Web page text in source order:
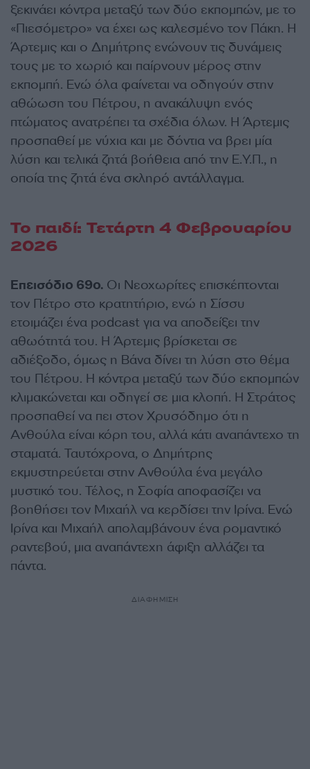
ξεκινάει κόντρα μεταξύ των δύο εκπομπών, με το
«Πιεσόμετρο» να έχει ως καλεσμένο τον Πάκη. Η
Άρτεμις και ο Δημήτρης ενώνουν τις δυνάμεις
τους με το χωριό και παίρνουν μέρος στην
εκπομπή. Ενώ όλα φαίνεται να οδηγούν στην
αθώωση του Πέτρου, η ανακάλυψη ενός
πτώματος ανατρέπει τα σχέδια όλων. Η Άρτεμις
προσπαθεί με νύχια και με δόντια να βρει μία
λύση και τελικά ζητά βοήθεια από την Ε.Υ.Π., η
οποία της ζητά ένα σκληρό αντάλλαγμα.
Το παιδί: Τετάρτη 4 Φεβρουαρίου
2026
Eπεισόδιο 69ο. Οι Νεοχωρίτες επισκέπτονται
τον Πέτρο στο κρατητήριο, ενώ η Σίσσυ
ετοιμάζει ένα podcast για να αποδείξει την
αθωότητά του. Η Άρτεμις βρίσκεται σε
αδιέξοδο, όμως η Βάνα δίνει τη λύση στο θέμα
του Πέτρου. Η κόντρα μεταξύ των δύο εκπομπών
κλιμακώνεται και οδηγεί σε μια κλοπή. Η Στράτος
προσπαθεί να πει στον Χρυσόδημο ότι η
Ανθούλα είναι κόρη του, αλλά κάτι αναπάντεχο τη
σταματά. Ταυτόχρονα, ο Δημήτρης
εκμυστηρεύεται στην Ανθούλα ένα μεγάλο
μυστικό του. Τέλος, η Σοφία αποφασίζει να
βοηθήσει τον Μιχαήλ να κερδίσει την Ιρίνα. Ενώ
Ιρίνα και Μιχαήλ απολαμβάνουν ένα ρομαντικό
ραντεβού, μια αναπάντεχη άφιξη αλλάζει τα
πάντα.
ΔΙΑΦΗΜΙΣΗ